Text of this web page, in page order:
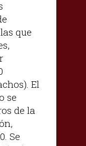
que
El
se
de la
Se